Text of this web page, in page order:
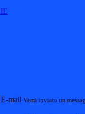
E-mail Verrà inviato un